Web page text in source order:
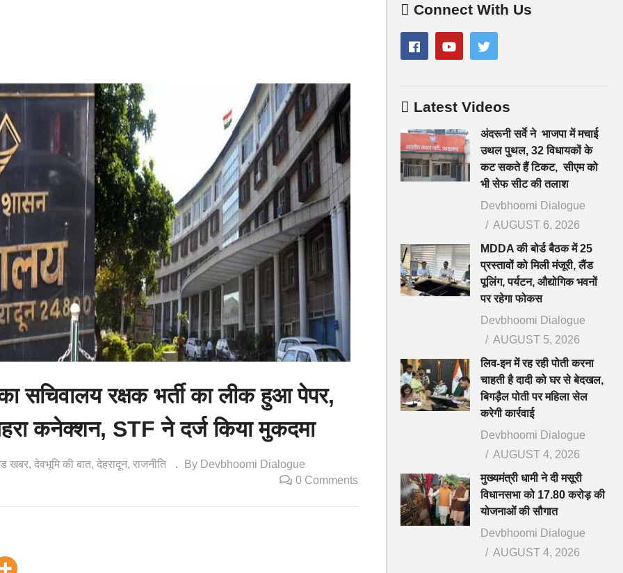
सचिवालय रक्षक भर्ती का लीक हुआ पेपर,
कनेक्शन, STF ने दर्ज किया मुकदमा
खबर देवभूमि की बात देहरादून राजनीति
By Devbhoomi Dialogue
0 Comments
Connect With Us
Latest Videos
अंदरूनी सर्वे ने भाजपा में मचाई
उथल पुथल, 32 विधायकों के
कट सकते हैं टिकट, सीएम को
भी सेफ सीट की तलाश
Devbhoomi Dialogue
AUGUST 6, 2026
MDDA की बोर्ड बैठक में 25
प्रस्तावों को मिली मंजूरी, लैंड
पूलिंग, पर्यटन, औद्योगिक भवनों
पर रहेगा फोकस
Devbhoomi Dialogue
AUGUST 5, 2026
लिव-इन में रह रही पोती करना
चाहती है दादी को घर से बेदखल,
बिगड़ैल पोती पर महिला सेल
करेगी कार्रवाई
Devbhoomi Dialogue
AUGUST 4, 2026
मुख्यमंत्री धामी ने दी मसूरी
विधानसभा को 17.80 करोड़ की
योजनाओं की सौगात
Devbhoomi Dialogue
AUGUST 4, 2026